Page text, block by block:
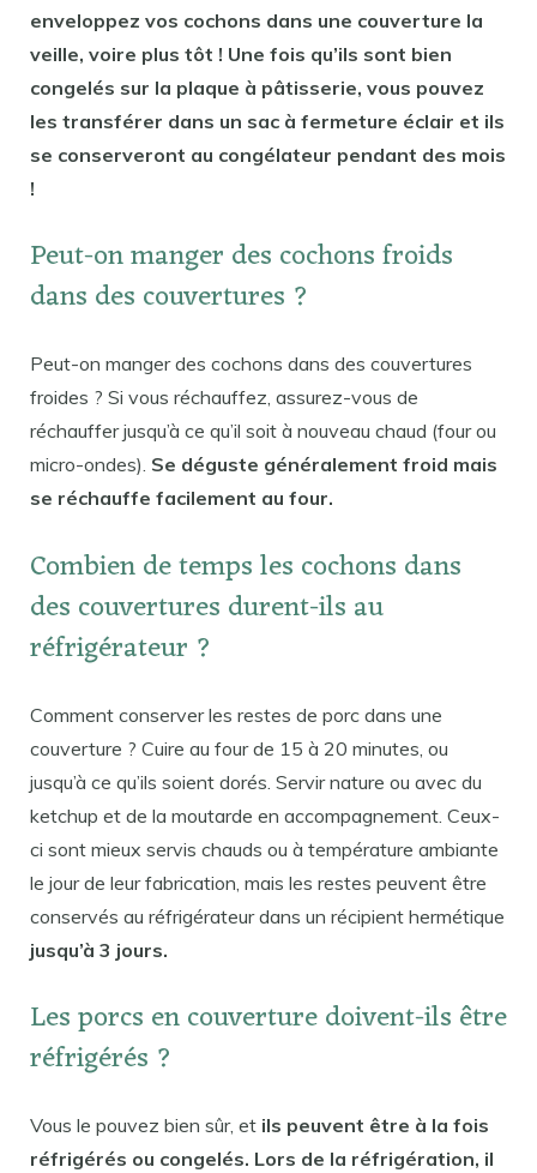
enveloppez vos cochons dans une couverture la
veille, voire plus tôt ! Une fois qu’ils sont bien
congelés sur la plaque à pâtisserie, vous pouvez
les transférer dans un sac à fermeture éclair et ils
se conserveront au congélateur pendant des mois
!
Peut-on manger des cochons froids
dans des couvertures ?
Peut-on manger des cochons dans des couvertures
froides ? Si vous réchauffez, assurez-vous de
réchauffer jusqu’à ce qu’il soit à nouveau chaud (four ou
micro-ondes). Se déguste généralement froid mais
se réchauffe facilement au four.
Combien de temps les cochons dans
des couvertures durent-ils au
réfrigérateur ?
Comment conserver les restes de porc dans une
couverture ? Cuire au four de 15 à 20 minutes, ou
jusqu’à ce qu’ils soient dorés. Servir nature ou avec du
ketchup et de la moutarde en accompagnement. Ceux-
ci sont mieux servis chauds ou à température ambiante
le jour de leur fabrication, mais les restes peuvent être
conservés au réfrigérateur dans un récipient hermétique
jusqu’à 3 jours.
Les porcs en couverture doivent-ils être
réfrigérés ?
Vous le pouvez bien sûr, et ils peuvent être à la fois
réfrigérés ou congelés. Lors de la réfrigération, il